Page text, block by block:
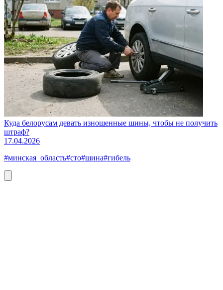
Куда белорусам девать изношенные шины, чтобы не получить
штраф?
17.04.2026
#минская_область#сто#шина#гибель